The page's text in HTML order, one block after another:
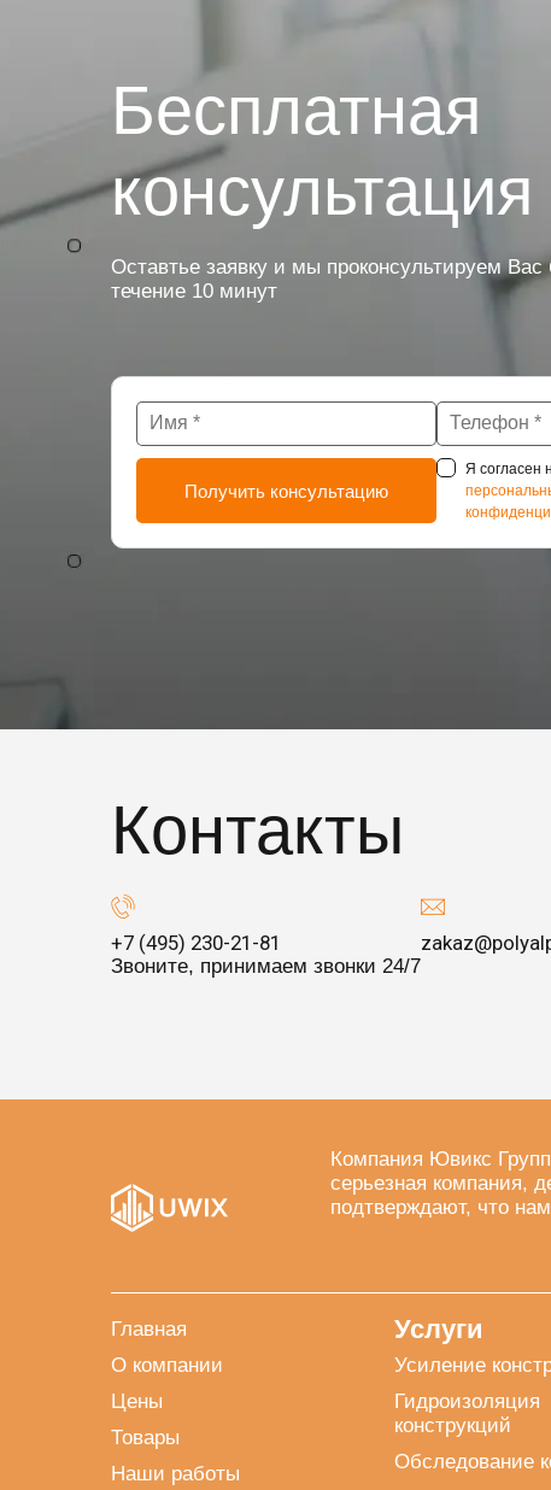
Бесплатная
консультация
Оставтье заявку и мы проконсультируем Вас
течение 10 минут
Я согласен
Контакты
+7 (495) 230-21-81
Звоните, принимаем звонки 24/7
Компания Ювикс
серьезная компания,
подтверждают, что
Главная
О компании
Цены
Товары
Наши работы
Услуги
Усиление
Гидроизоляция
конструкций
Обследование